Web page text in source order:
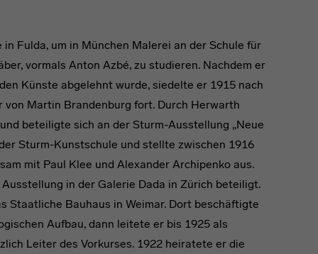
Fulda, um in München Malerei an der Schule für
vormals Anton Azbé, zu studieren. Nachdem er
Künste abgelehnt wurde, siedelte er 1915 nach
Martin Brandenburg fort. Durch Herwarth
beteiligte sich an der Sturm-Ausstellung „Neue
Sturm-Kunstschule und stellte zwischen 1916
mit Paul Klee und Alexander Archipenko aus.
in der Galerie Dada in Zürich beteiligt.
Staatliche Bauhaus in Weimar. Dort beschäftigte
Aufbau, dann leitete er bis 1925 als
Leiter des Vorkurses. 1922 heiratete er die